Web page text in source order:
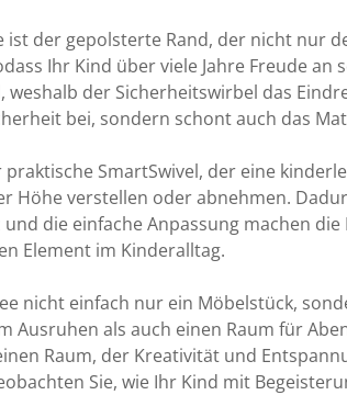
ist der gepolsterte Rand, der nicht nur
Ihr Kind über viele Jahre Freude an
der Sicherheitswirbel das
bei, sondern schont auch das
SmartSwivel, der eine
Höhe verstellen oder abnehmen.
die einfache Anpassung machen die
Element im Kinderalltag.
nicht einfach nur ein Möbelstück,
als auch einen Raum für
Raum, der Kreativität und
Sie, wie Ihr Kind mit